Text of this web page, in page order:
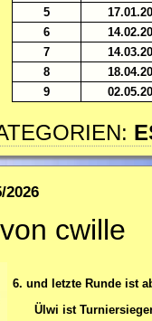
5
6
7
8
9
2026
cwille
6. und letzte Runde ist
Ülwi ist